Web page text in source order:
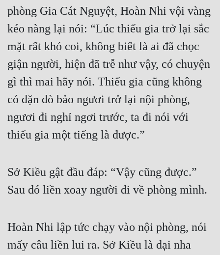
Cơ Trí
Sát Phạt Quyết Đoán
Vô Sỉ
Điềm Đạm
phòng Gia Cát Nguyệt, Hoàn Nhi vội vàng
kéo nàng lại nói: “Lúc thiếu gia trở lại sắc
mặt rất khó coi, không biết là ai đã chọc
giận người, hiện đã trễ như vậy, có chuyện
gì thì mai hãy nói. Thiếu gia cũng không
có dặn dò bảo ngươi trở lại nội phòng,
ngươi đi nghỉ ngơi trước, ta đi nói với
thiếu gia một tiếng là được.”
Sở Kiều gật đầu đáp: “Vậy cũng được.”
Sau đó liền xoay người đi về phòng mình.
Hoàn Nhi lập tức chạy vào nội phòng, nói
mấy câu liền lui ra. Sở Kiều là đại nha